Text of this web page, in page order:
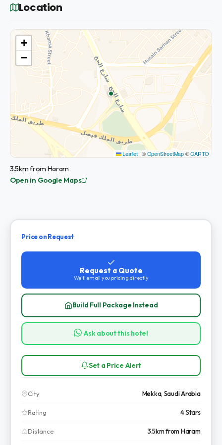
Location
+
−
Leaflet |©OpenStreetMap©CARTO
3.5km from Haram
Open in Google Maps
Price on Request
Request a Quote
We'll email you pricing directly
Build Full Package Instead
Ask about this hotel
Set a Price Alert
City Mekka, Saudi Arabia
Rating 4 Stars
Distance 3.5km from Haram